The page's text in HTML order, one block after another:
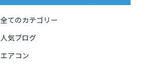
全てのカテゴリー
人気ブログ
エアコン